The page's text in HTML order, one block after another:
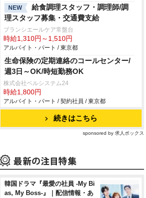
NEW
給食調理スタッフ・調理師/調
理スタッフ募集・交通費支給
ブランシエールケア常盤台
時給1,310円～1,510円
アルバイト・パート / 東京都
生命保険の定期連絡のコールセンター/
週3日～OK/時短勤務OK
株式会社ベルシステム24
時給1,800円
アルバイト・パート / 契約社員 / 東京都
続きはこちら
sponsored by 求人ボックス
韓国ドラマ『最愛の社員 -My Bi
as, My Boss-』｜配信情報・あ